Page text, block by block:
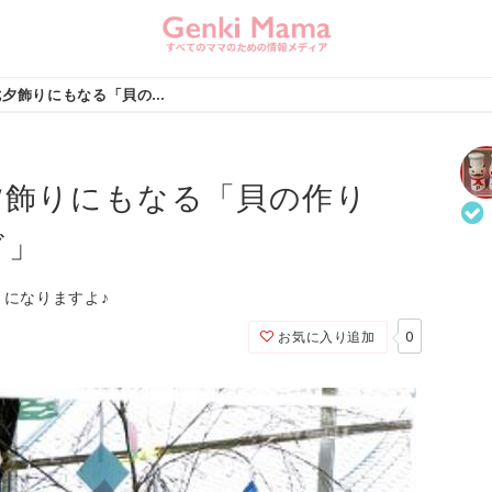
【立体折り紙】七夕飾りにもなる「貝の作り方」と「貝殻つなぎ」
りにもなる「貝の作り
なりますよ♪
お気に入り追加 0